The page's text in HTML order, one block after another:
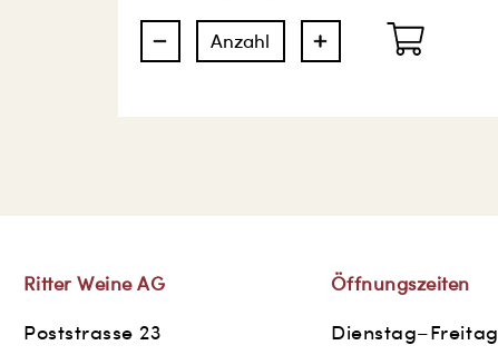
Ritter Weine AG
Poststrasse 23
Öffnungszeiten
Dienstag–Freitag